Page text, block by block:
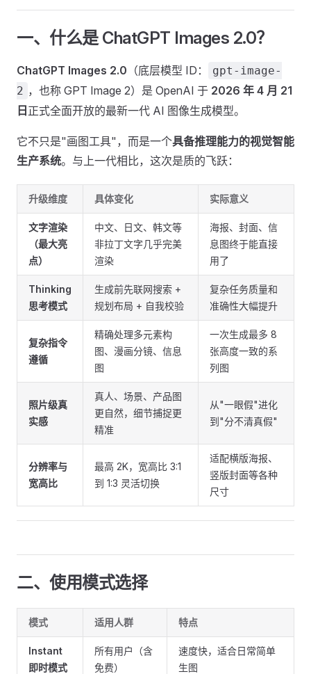
一、什么是 ChatGPT Images 2.0？
ChatGPT Images 2.0 （底层模型 ID：
gpt-image-
2 ，也称 GPT Image 2）是 OpenAI 于 2026 年 4 月 21
日 正式全面开放的最新一代 AI 图像生成模型。
它不只是"画图工具"，而是一个具备推理能力的视觉智能
生产系统。与上一代相比，这次是质的飞跃：
升级维度 具体变化 实际意义
文字渲染
（最大亮
点）
中文、日文、韩文等
非拉丁文字几乎完美
渲染
海报、封面、信
息图终于能直接
用了
Thinking
思考模式
生成前先联网搜索 +
规划布局 + 自我校验
复杂任务质量和
准确性大幅提升
复杂指令
遵循
精确处理多元素构
图、漫画分镜、信息
图
一次生成最多 8
张高度一致的系
列图
照片级真
实感
真人、场景、产品图
更自然，细节捕捉更
精准
从"一眼假"进化
到"分不清真假"
分辨率与
宽高比
最高 2K，宽高比 3:1
到 1:3 灵活切换
适配横版海报、
竖版封面等各种
尺寸
二、使用模式选择
模式 适用人群 特点
Instant
即时模式
所有用户（含
免费）
速度快，适合日常简单
生图